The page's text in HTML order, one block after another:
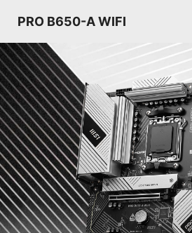
PRO B650-A WIFI